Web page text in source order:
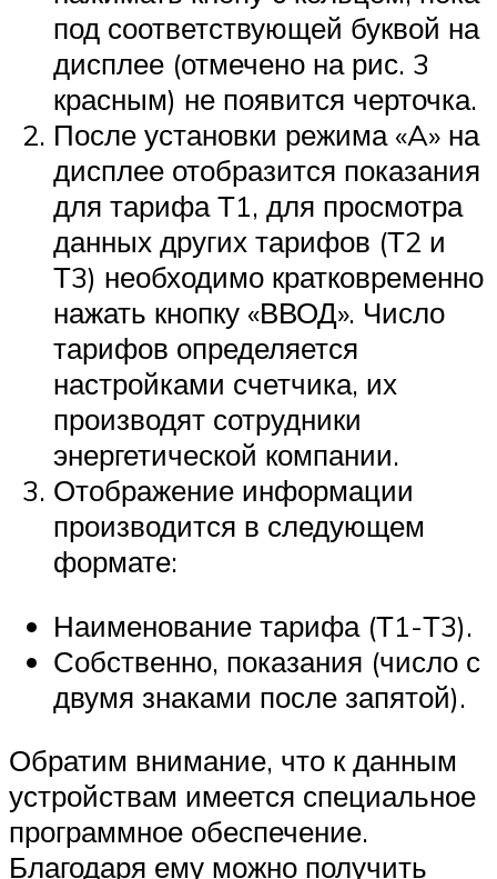
под соответствующей буквой на
дисплее (отмечено на рис. 3
красным) не появится черточка.
После установки режима «A» на
дисплее отобразится показания
для тарифа Т1, для просмотра
данных других тарифов (Т2 и
Т3) необходимо кратковременно
нажать кнопку «ВВОД». Число
тарифов определяется
настройками счетчика, их
производят сотрудники
энергетической компании.
Отображение информации
производится в следующем
формате:
Наименование тарифа (Т1-Т3).
Собственно, показания (число с
двумя знаками после запятой).
Обратим внимание, что к данным
устройствам имеется специальное
программное обеспечение.
Благодаря ему можно получить